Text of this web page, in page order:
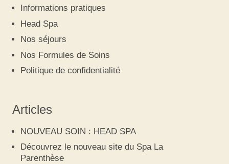
Informations pratiques
Head Spa
Nos séjours
Nos Formules de Soins
Politique de confidentialité
Articles
NOUVEAU SOIN : HEAD SPA
Découvrez le nouveau site du Spa La
Parenthèse